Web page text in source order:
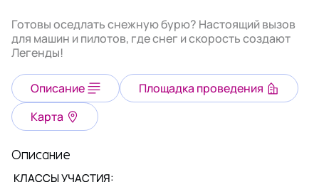
Готовы оседлать снежную бурю? Настоящий вызов
для машин и пилотов, где снег и скорость создают
Легенды!
Описание
Площадка проведения
Карта
Описание
КЛАССЫ УЧАСТИЯ: